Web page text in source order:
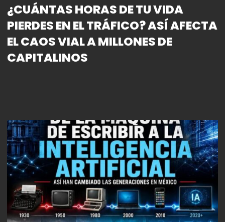
¿CUÁNTAS HORAS DE TU VIDA
PIERDES EN EL TRÁFICO? ASÍ AFECTA
EL CAOS VIAL A MILLONES DE
CAPITALINOS